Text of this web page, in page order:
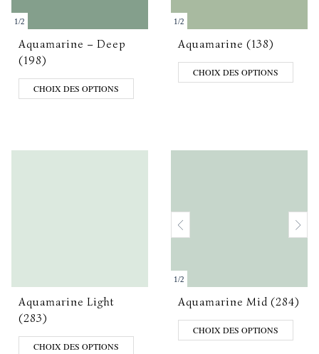
1/2
Aquamarine – Deep
(198)
CHOIX DES OPTIONS
1/2
Aquamarine (138)
CHOIX DES OPTIONS
Aquamarine Light
(283)
CHOIX DES OPTIONS
1/2
Aquamarine Mid (284)
CHOIX DES OPTIONS